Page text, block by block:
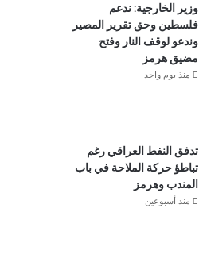
وزير الخارجية: ندعم
فلسطين وحق تقرير المصير
وندعو لوقف النار وفتح
مضيق هرمز
منذ يوم واحد
تدفق النفط العراقي رغم
تباطؤ حركة الملاحة في باب
المندب وهرمز
منذ أسبوعين